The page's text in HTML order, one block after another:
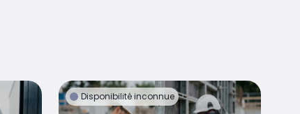
Disponibilité inconnue